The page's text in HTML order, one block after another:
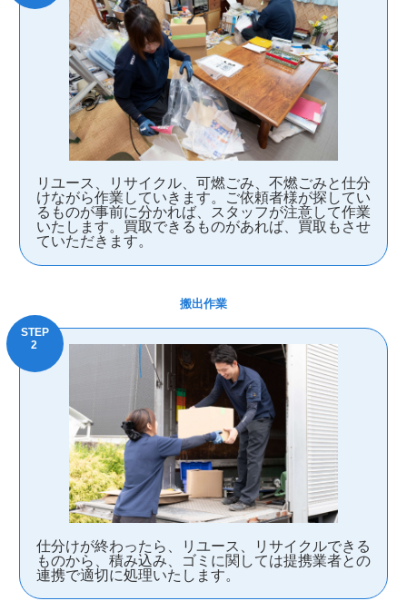
リユース、リサイクル、可燃ごみ、不燃ごみと仕分
けながら作業していきます。ご依頼者様が探してい
るものが事前に分かれば、スタッフが注意して作業
いたします。買取できるものがあれば、買取もさせ
ていただきます。
搬出作業
仕分けが終わったら、リユース、リサイクルできる
ものから、積み込み、ゴミに関しては提携業者との
連携で適切に処理いたします。